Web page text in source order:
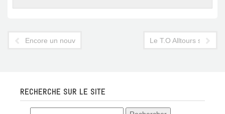
Encore un nouveau magazine dans le paysage touristique
Le T.O Alltours s'offre
RECHERCHE SUR LE SITE